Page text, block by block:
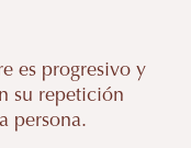
es progresivo y
su repetición
persona.